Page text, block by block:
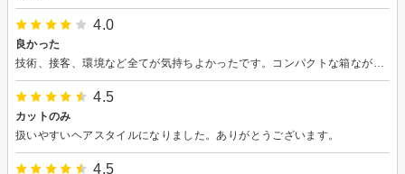
4.0
良かった
4.5
カットのみ
扱いやすいヘアスタイルになりました。ありがとうございます。
4.5